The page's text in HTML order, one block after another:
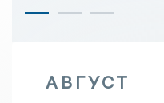
АВГУСТ